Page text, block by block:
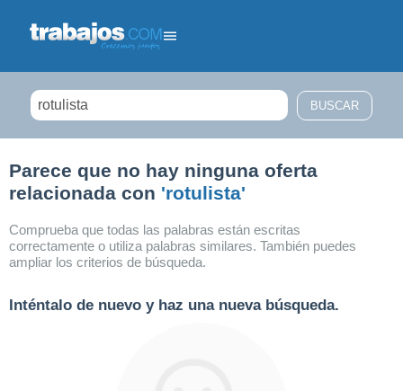
Parece que no hay ninguna oferta
relacionada con 'rotulista'
Comprueba que todas las palabras están escritas
correctamente o utiliza palabras similares. También puedes
ampliar los criterios de búsqueda.
Inténtalo de nuevo y haz una nueva búsqueda.